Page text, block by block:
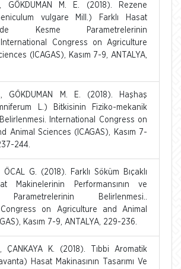
GÖKDUMAN M. E. (2018). Rezene
vulgare Mill.) Farklı Hasat
Kesme Parametrelerinin
International Congress on Agriculture
(ICAGAS), Kasım 7-9, ANTALYA,
GÖKDUMAN M. E. (2018). Haşhaş
L.) Bitkisinin Fiziko-mekanik
International Congress on
Animal Sciences (ICAGAS), Kasım 7-
244.
ÖCAL G. (2018). Farklı Söküm Bıçaklı
Makinelerinin Performansının ve
Parametrelerinin Belirlenmesi..
Congress on Agriculture and Animal
Kasım 7-9, ANTALYA, 229-236.
ÇANKAYA K. (2018). Tıbbi Aromatik
Hasat Makinasının Tasarımı Ve